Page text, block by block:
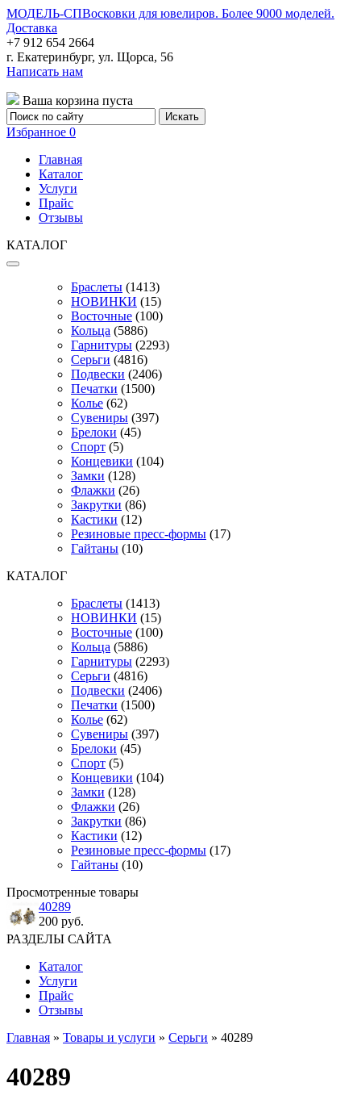
МОДЕЛЬ-СПВосковки для ювелиров. Более 9000 моделей.
Доставка
+7 912 654 2664
г. Екатеринбург, ул. Щорса, 56
Написать нам
Ваша корзина пуста
Избранное 0
Главная
Каталог
Услуги
Прайс
Отзывы
КАТАЛОГ
Браслеты (1413)
НОВИНКИ (15)
Восточные (100)
Кольца (5886)
Гарнитуры (2293)
Серьги (4816)
Подвески (2406)
Печатки (1500)
Колье (62)
Сувениры (397)
Брелоки (45)
Спорт (5)
Концевики (104)
Замки (128)
Флажки (26)
Закрутки (86)
Кастики (12)
Резиновые пресс-формы (17)
Гайтаны (10)
КАТАЛОГ
Браслеты (1413)
НОВИНКИ (15)
Восточные (100)
Кольца (5886)
Гарнитуры (2293)
Серьги (4816)
Подвески (2406)
Печатки (1500)
Колье (62)
Сувениры (397)
Брелоки (45)
Спорт (5)
Концевики (104)
Замки (128)
Флажки (26)
Закрутки (86)
Кастики (12)
Резиновые пресс-формы (17)
Гайтаны (10)
Просмотренные товары
40289
200 руб.
РАЗДЕЛЫ САЙТА
Каталог
Услуги
Прайс
Отзывы
Главная » Товары и услуги » Серьги » 40289
40289